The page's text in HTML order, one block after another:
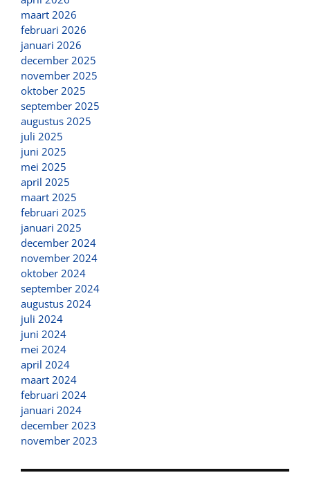
maart 2026
februari 2026
januari 2026
december 2025
november 2025
oktober 2025
september 2025
augustus 2025
juli 2025
juni 2025
mei 2025
april 2025
maart 2025
februari 2025
januari 2025
december 2024
november 2024
oktober 2024
september 2024
augustus 2024
juli 2024
juni 2024
mei 2024
april 2024
maart 2024
februari 2024
januari 2024
december 2023
november 2023